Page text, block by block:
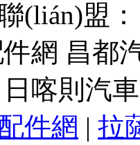
(lián)盟
網 昌都
日喀則汽
件網 | 拉